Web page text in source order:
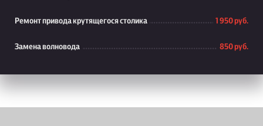
Ремонт привода крутящегося столика 1 950 руб.
Замена волновода 850 руб.